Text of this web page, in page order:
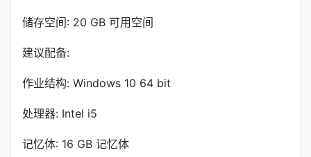
储存空间: 20 GB 可用空间
建议配备:
作业结构: Windows 10 64 bit
处理器: Intel i5
记忆体: 16 GB 记忆体